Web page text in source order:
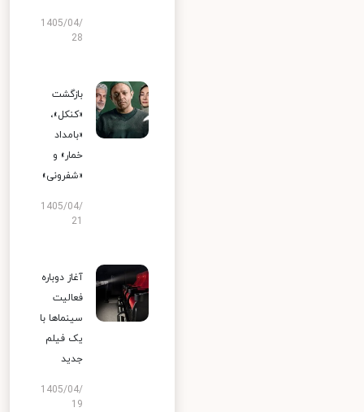
1405/04/
28
بازگشت
«کنکل»،
«بامداد
خمار» و
«شفرونی»
1405/04/
آغاز دوباره
فعالیت
سینماها با
یک فیلم
جدید
1405/04/
19